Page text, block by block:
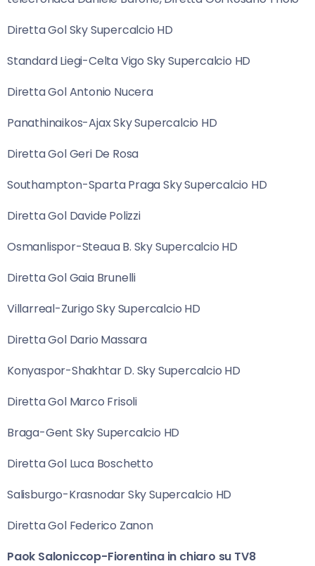
Diretta Gol Sky Supercalcio HD
Standard Liegi-Celta Vigo Sky Supercalcio HD
Diretta Gol Antonio Nucera
Panathinaikos-Ajax Sky Supercalcio HD
Diretta Gol Geri De Rosa
Southampton-Sparta Praga Sky Supercalcio HD
Diretta Gol Davide Polizzi
Osmanlispor-Steaua B. Sky Supercalcio HD
Diretta Gol Gaia Brunelli
Villarreal-Zurigo Sky Supercalcio HD
Diretta Gol Dario Massara
Konyaspor-Shakhtar D. Sky Supercalcio HD
Diretta Gol Marco Frisoli
Braga-Gent Sky Supercalcio HD
Diretta Gol Luca Boschetto
Salisburgo-Krasnodar Sky Supercalcio HD
Diretta Gol Federico Zanon
Paok Saloniccop-Fiorentina in chiaro su TV8